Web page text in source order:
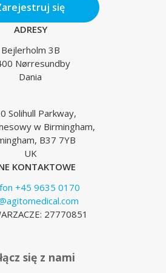
się
ADRESY
Bejlerholm 3B
Nørresundby
Dania
Solihull Parkway,
w Birmingham,
B37 7YB
UK
KONTAKTOWE
+45 9635 0170
27770851
się z nami